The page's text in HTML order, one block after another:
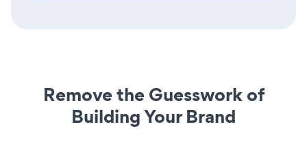
Remove the Guesswork of
Building Your Brand